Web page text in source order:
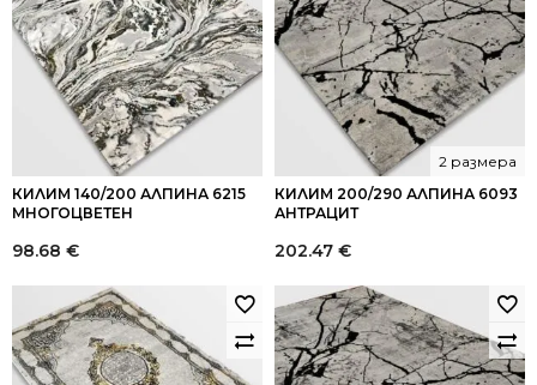
КИЛИМ 140/200 АЛПИНА 6215
МНОГОЦВЕТЕН
98.68 €
КИЛИМ 200/290 АЛПИНА 6093
АНТРАЦИТ
2 размера
202.47 €